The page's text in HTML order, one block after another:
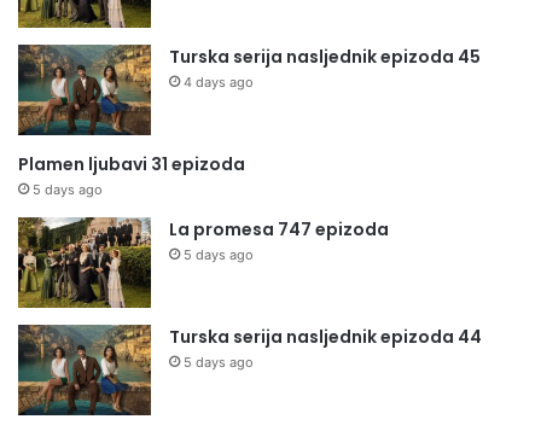
Turska serija nasljednik epizoda 45
4 days ago
Plamen ljubavi 31 epizoda
5 days ago
La promesa 747 epizoda
5 days ago
Turska serija nasljednik epizoda 44
5 days ago